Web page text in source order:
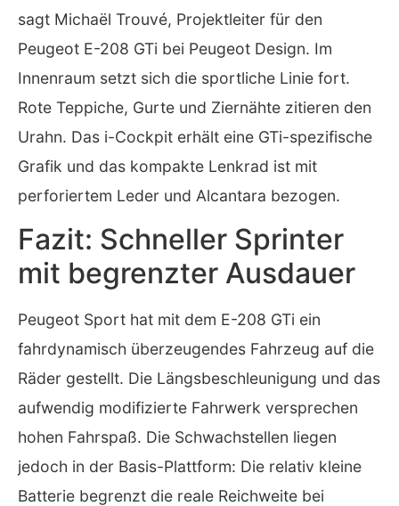
sagt Michaël Trouvé, Projektleiter für den
Peugeot E-208 GTi bei Peugeot Design. Im
Innenraum setzt sich die sportliche Linie fort.
Rote Teppiche, Gurte und Ziernähte zitieren den
Urahn. Das i-Cockpit erhält eine GTi-spezifische
Grafik und das kompakte Lenkrad ist mit
perforiertem Leder und Alcantara bezogen.
Fazit: Schneller Sprinter
mit begrenzter Ausdauer
Peugeot Sport hat mit dem E-208 GTi ein
fahrdynamisch überzeugendes Fahrzeug auf die
Räder gestellt. Die Längsbeschleunigung und das
aufwendig modifizierte Fahrwerk versprechen
hohen Fahrspaß. Die Schwachstellen liegen
jedoch in der Basis-Plattform: Die relativ kleine
Batterie begrenzt die reale Reichweite bei